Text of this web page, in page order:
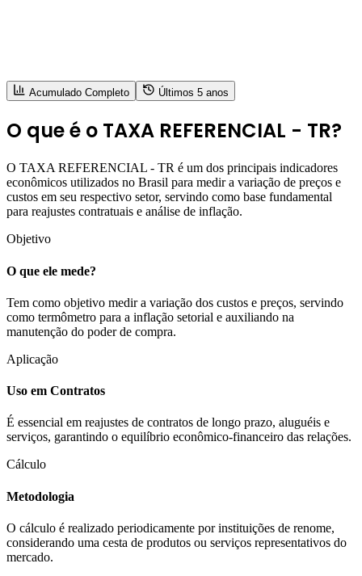
Acumulado Completo Últimos 5 anos
O que é o TAXA REFERENCIAL - TR?
O TAXA REFERENCIAL - TR é um dos principais indicadores
econômicos utilizados no Brasil para medir a variação de preços e
custos em seu respectivo setor, servindo como base fundamental
para reajustes contratuais e análise de inflação.
Objetivo
O que ele mede?
Tem como objetivo medir a variação dos custos e preços, servindo
como termômetro para a inflação setorial e auxiliando na
manutenção do poder de compra.
Aplicação
Uso em Contratos
É essencial em reajustes de contratos de longo prazo, aluguéis e
serviços, garantindo o equilíbrio econômico-financeiro das relações.
Cálculo
Metodologia
O cálculo é realizado periodicamente por instituições de renome,
considerando uma cesta de produtos ou serviços representativos do
mercado.